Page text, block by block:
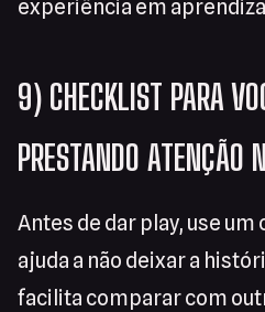
experiência em
9) CHECKLIST PARA
PRESTANDO ATENÇÃO
Antes de dar play, use
ajuda a não deixar a
facilita comparar com